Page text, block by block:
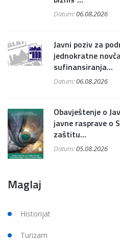
Datum:06.08.2026
Javni poziv za
jednokratne
sufinansiranja...
Datum:06.08.2026
Obavještenje o
javne rasprave o
zaštitu...
Datum:05.08.2026
Maglaj
Historijat
Turizam